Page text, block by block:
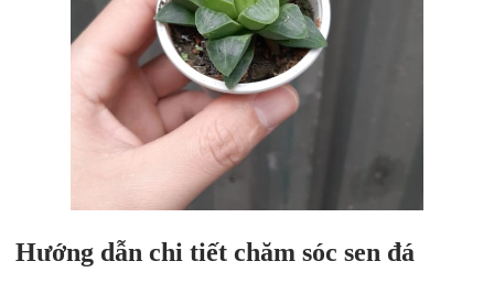
Hướng dẫn chi tiết chăm sóc sen đá